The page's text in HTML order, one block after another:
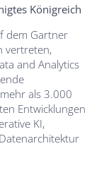
Königreich
dem Gartner
vertreten,
and Analytics
als 3.000
Entwicklungen
KI,